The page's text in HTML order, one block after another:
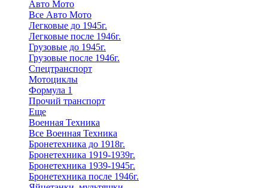
Авто Мото
Все Авто Мото
Легковые до 1945г.
Легковые после 1946г.
Грузовые до 1945г.
Грузовые после 1946г.
Спецтранспорт
Мотоциклы
Формула 1
Прочий транспорт
Еще
Военная Техника
Все Военная Техника
Бронетехника до 1918г.
Бронетехника 1919-1939г.
Бронетехника 1939-1945г.
Бронетехника после 1946г.